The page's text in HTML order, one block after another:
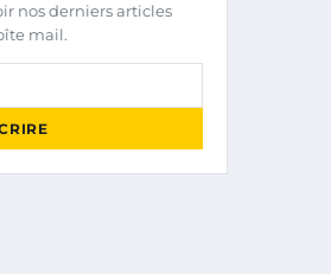
nos derniers articles
mail.